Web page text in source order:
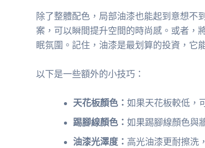
除了整體配色，局部油漆也能起到意想不
案，可以瞬間提升空間的時尚感。或者，
眠氛圍。記住，油漆是最划算的投資，它
以下是一些額外的小技巧：
天花板顏色： 如果天花板較低，
踢腳線顏色： 如果踢腳線顏色與
油漆光澤度： 高光油漆更耐擦洗